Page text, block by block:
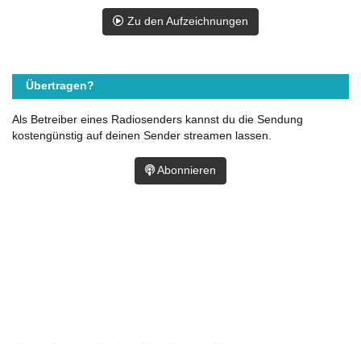
Zu den Aufzeichnungen
Übertragen?
Als Betreiber eines Radiosenders kannst du die Sendung
kostengünstig auf deinen Sender streamen lassen.
Abonnieren